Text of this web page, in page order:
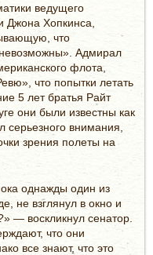
ведущего
Джона Хопкинса,
что
Адмирал
флота,
что попытки летать
5 лет братья Райт
они были известны как
серьезного внимания,
зрения полеты на
однажды один из
не взглянул в окно и
— воскликнул сенатор.
что они
все знают, что это